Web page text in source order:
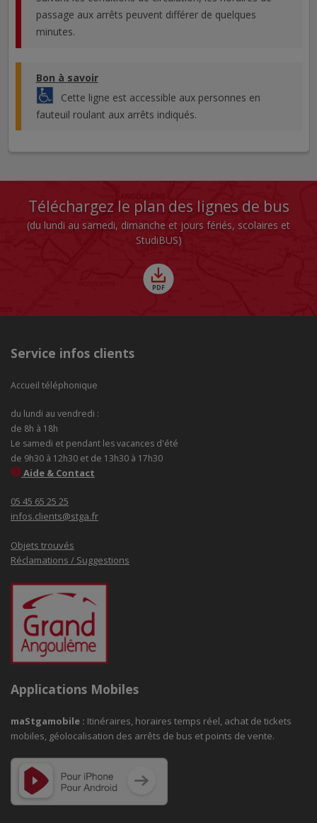
passage aux arrêts peuvent différer de quelques
minutes.
Bon à savoir
Cette ligne est accessible aux personnes en
fauteuil roulant aux arrêts indiqués.
Téléchargez le plan des lignes de bus
(du lundi au samedi, dimanche et jours fériés, scolaires et
StudiBUS)
Service infos clients
Accueil téléphonique
du lundi au vendredi :
de 8h à 18h
Le samedi et pendant les vacances d'été
de 9h30 à 12h30 et de 13h30 à 17h30
Aide & Contact
05 45 65 25 25
infos.clients@stga.fr
Objets trouvés
Réclamations / Suggestions
Applications Mobiles
maStgamobile : Itinéraires, horaires temps réel, achat de tickets
mobiles, géolocalisation des arrêts de bus et points de vente.